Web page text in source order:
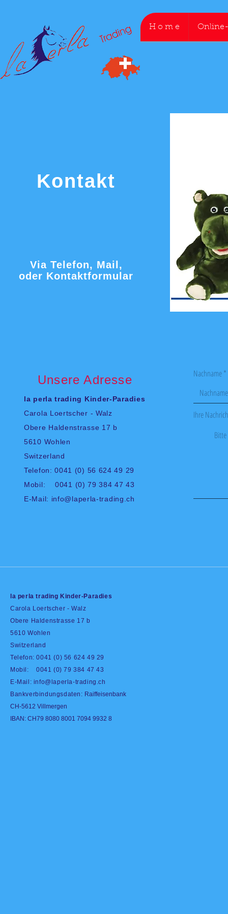
H o m e
Unsere Adresse
la perla trading Kinder-Paradies
Carola Loertscher - Walz
Obere Haldenstrasse 17 b
5610 Wohlen
Switzerland
Telefon: 0041 (0) 56 624 49 29
Mobil: 0041 (0) 79 384 47 43
E-Mail: info@laperla-trading.ch
Nachname
Ihre
Kontakt
Via Telefon, Mail,
oder Kontaktformular
la perla trading Kinder-Paradies
Carola Loertscher - Walz
Obere Haldenstrasse 17 b
5610 Wohlen
Switzerland
Telefon: 0041 (0) 56 624 49 29
Mobil: 0041 (0) 79 384 47 43
E-Mail: info@laperla-trading.ch
Bankverbindungsdaten: Raiffeisenbank
CH-5612 Villmergen
IBAN: CH79 8080 8001 7094 9932 8